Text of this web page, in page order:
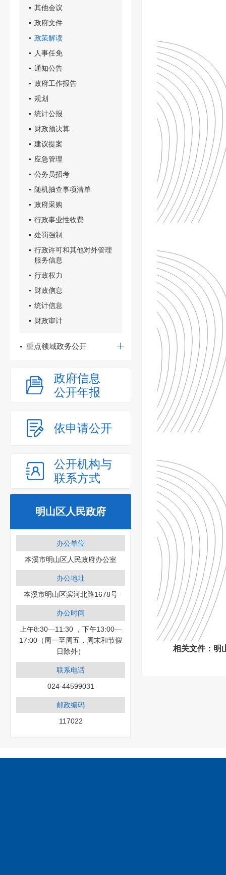
其他会议
政府文件
政策解读
人事任免
通知公告
政府工作报告
规划
统计公报
财政预决算
建议提案
应急管理
公务员招考
随机抽查事项清单
政府采购
行政事业性收费
处罚强制
行政许可和其他对外管理
服务信息
行政权力
财政信息
统计信息
财政审计
重点领域政务公开
政府信息
公开年报
依申请公开
公开机构与
联系方式
明山区人民政府
办公单位
本溪市明山区人民政府办公室
办公地址
本溪市明山区滨河北路1678号
办公时间
上午8:30—11:30 ，下午13:00—
17:00（周一至周五，周末和节假
日除外）
联系电话
024-44599031
邮政编码
117022
相关文件： 明